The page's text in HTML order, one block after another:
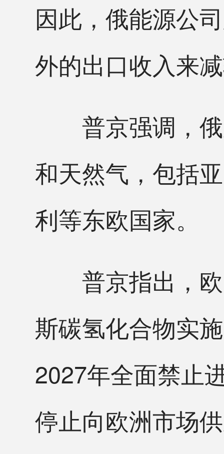
因此，俄能源公
外的出口收入来
普京强调，俄
和天然气，包括
利等东欧国家。
普京指出，欧
斯碳氢化合物实
2027年全面禁止
停止向欧洲市场